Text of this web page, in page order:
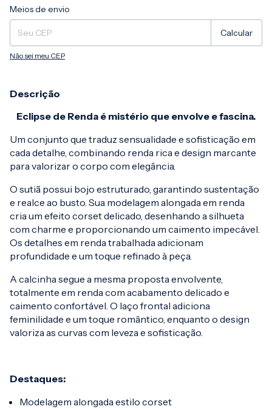
Entregas para o CEP:
Meios de envio
Calcular
Não sei meu CEP
Descrição
Eclipse de Renda é mistério que envolve e fascina.
Um conjunto que traduz sensualidade e sofisticação em
cada detalhe, combinando renda rica e design marcante
para valorizar o corpo com elegância.
O sutiã possui bojo estruturado, garantindo sustentação
e realce ao busto. Sua modelagem alongada em renda
cria um efeito corset delicado, desenhando a silhueta
com charme e proporcionando um caimento impecável.
Os detalhes em renda trabalhada adicionam
profundidade e um toque refinado à peça.
A calcinha segue a mesma proposta envolvente,
totalmente em renda com acabamento delicado e
caimento confortável. O laço frontal adiciona
feminilidade e um toque romântico, enquanto o design
valoriza as curvas com leveza e sofisticação.
Destaques:
Modelagem alongada estilo corset